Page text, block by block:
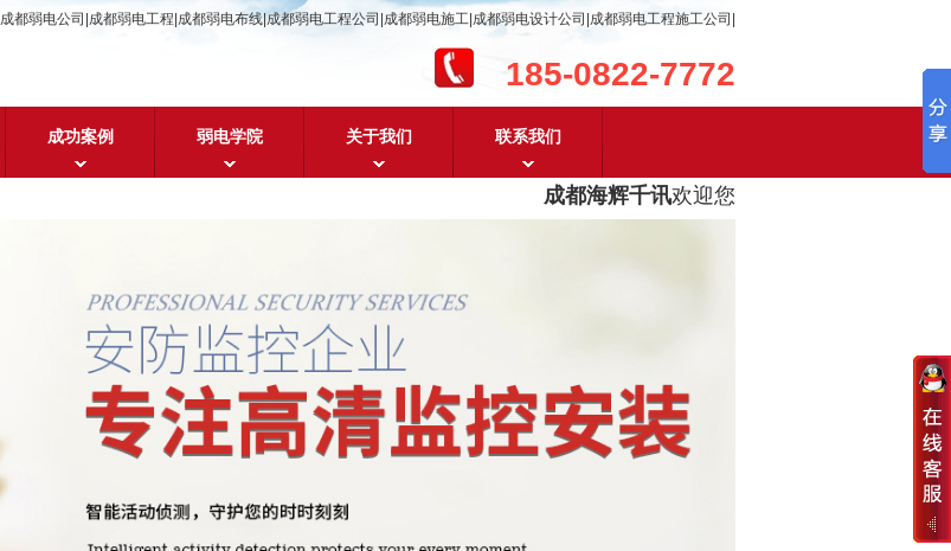
成都弱电公司|成都弱电工程|成都弱电布线|成都弱电工程公司|成都弱电施工|成都弱电设计公司|成都弱电工程施工公司|
185-0822-7772
成功案例 弱电学院 关于我们 联系我们
成都海辉千讯欢迎您！